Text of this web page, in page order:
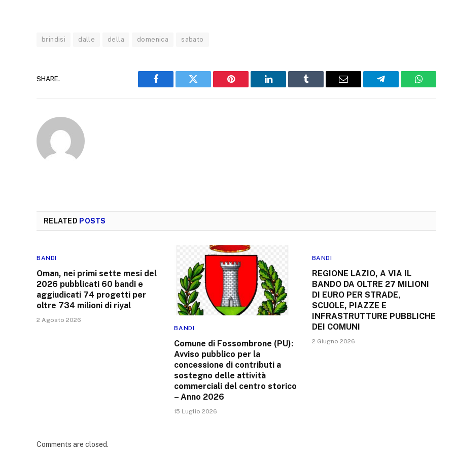
brindisi dalle della domenica sabato
SHARE.
Facebook Twitter Pinterest LinkedIn Tumblr Email Telegram WhatsApp
RELATED POSTS
BANDI
Oman, nei primi sette mesi del
2026 pubblicati 60 bandi e
aggiudicati 74 progetti per
oltre 734 milioni di riyal
2 Agosto 2026
BANDI
Comune di Fossombrone (PU):
Avviso pubblico per la
concessione di contributi a
sostegno delle attività
commerciali del centro storico
– Anno 2026
15 Luglio 2026
BANDI
REGIONE LAZIO, A VIA IL
BANDO DA OLTRE 27 MILIONI
DI EURO PER STRADE,
SCUOLE, PIAZZE E
INFRASTRUTTURE PUBBLICHE
DEI COMUNI
2 Giugno 2026
Comments are closed.